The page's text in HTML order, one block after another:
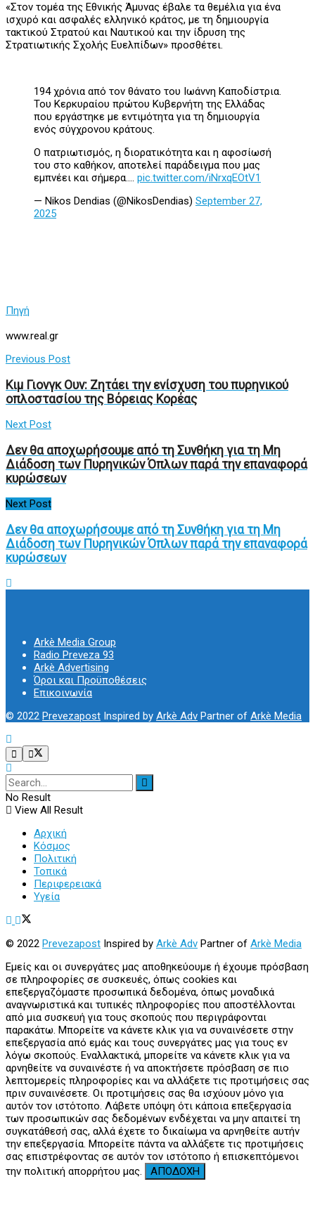
«Στον τομέα της Εθνικής Άμυνας έβαλε τα θεμέλια για ένα
ισχυρό και ασφαλές ελληνικό κράτος, με τη δημιουργία
τακτικού Στρατού και Ναυτικού και την ίδρυση της
Στρατιωτικής Σχολής Ευελπίδων» προσθέτει.
194 χρόνια από τον θάνατο του Ιωάννη Καποδίστρια.
Του Κερκυραίου πρώτου Κυβερνήτη της Ελλάδας
που εργάστηκε με εντιμότητα για τη δημιουργία
ενός σύγχρονου κράτους.
Ο πατριωτισμός, η διορατικότητα και η αφοσίωσή
του στο καθήκον, αποτελεί παράδειγμα που μας
εμπνέει και σήμερα.… pic.twitter.com/iNrxqEOtV1
— Nikos Dendias (@NikosDendias) September 27,
2025
Πηγή
www.real.gr
Previous Post
Κιμ Γιονγκ Ουν: Ζητάει την ενίσχυση του πυρηνικού
οπλοστασίου της Βόρειας Κορέας
Next Post
Δεν θα αποχωρήσουμε από τη Συνθήκη για τη Μη
Διάδοση των Πυρηνικών Όπλων παρά την επαναφορά
κυρώσεων
Next Post
Δεν θα αποχωρήσουμε από τη Συνθήκη για τη Μη
Διάδοση των Πυρηνικών Όπλων παρά την επαναφορά
κυρώσεων
Arkè Media Group
Radio Preveza 93
Arkè Advertising
Όροι και Προϋποθέσεις
Επικοινωνία
© 2022 Prevezapost Inspired by Arkè Adv Partner of Arkè Media
No Result
View All Result
Αρχική
Κόσμος
Πολιτική
Τοπικά
Περιφερειακά
Υγεία
© 2022 Prevezapost Inspired by Arkè Adv Partner of Arkè Media
Εμείς και οι συνεργάτες μας αποθηκεύουμε ή έχουμε πρόσβαση
σε πληροφορίες σε συσκευές, όπως cookies και
επεξεργαζόμαστε προσωπικά δεδομένα, όπως μοναδικά
αναγνωριστικά και τυπικές πληροφορίες που αποστέλλονται
από μια συσκευή για τους σκοπούς που περιγράφονται
παρακάτω. Μπορείτε να κάνετε κλικ για να συναινέσετε στην
επεξεργασία από εμάς και τους συνεργάτες μας για τους εν
λόγω σκοπούς. Εναλλακτικά, μπορείτε να κάνετε κλικ για να
αρνηθείτε να συναινέστε ή να αποκτήσετε πρόσβαση σε πιο
λεπτομερείς πληροφορίες και να αλλάξετε τις προτιμήσεις σας
πριν συναινέσετε. Οι προτιμήσεις σας θα ισχύουν μόνο για
αυτόν τον ιστότοπο. Λάβετε υπόψη ότι κάποια επεξεργασία
των προσωπικών σας δεδομένων ενδέχεται να μην απαιτεί τη
συγκατάθεσή σας, αλλά έχετε το δικαίωμα να αρνηθείτε αυτήν
την επεξεργασία. Μπορείτε πάντα να αλλάξετε τις προτιμήσεις
σας επιστρέφοντας σε αυτόν τον ιστότοπο ή επισκεπτόμενοι
την πολιτική απορρήτου μας.
ΑΠΟΔΟΧΗ